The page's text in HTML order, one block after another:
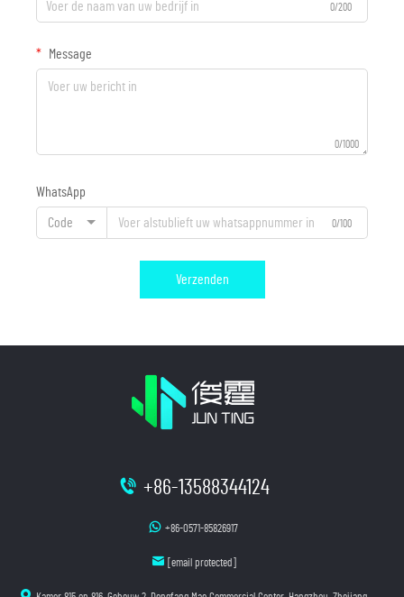
0/200
Message
0/1000
WhatsApp
Code 0/100
Verzenden
+86-13588344124
+86-0571-85826917
[email protected]